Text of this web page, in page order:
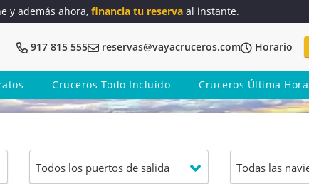
y además ahora, financia tu reserva al instante.
917 815 555 reservas@vayacruceros.com Horario
Cruceros Todo Incluido Cruceros Última Hora